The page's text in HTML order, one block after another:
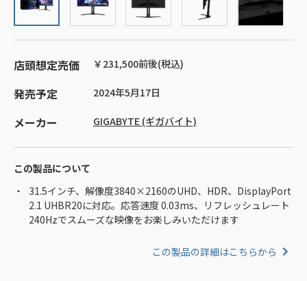
店頭想定売価 ￥231,500前後(税込)
発売予定 2024年5月17日
メーカー GIGABYTE (ギガバイト)
この製品について
31.5インチ、解像度3840×2160のUHD、HDR、DisplayPort
2.1 UHBR20に対応。応答速度 0.03ms、リフレッシュレート
240Hzでスムーズな映像をお楽しみいただけます
この製品の詳細はこちらから